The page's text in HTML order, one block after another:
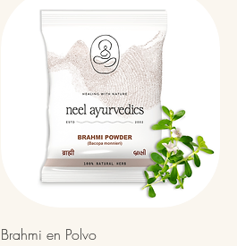
Vista rápida
Brahmi en Polvo